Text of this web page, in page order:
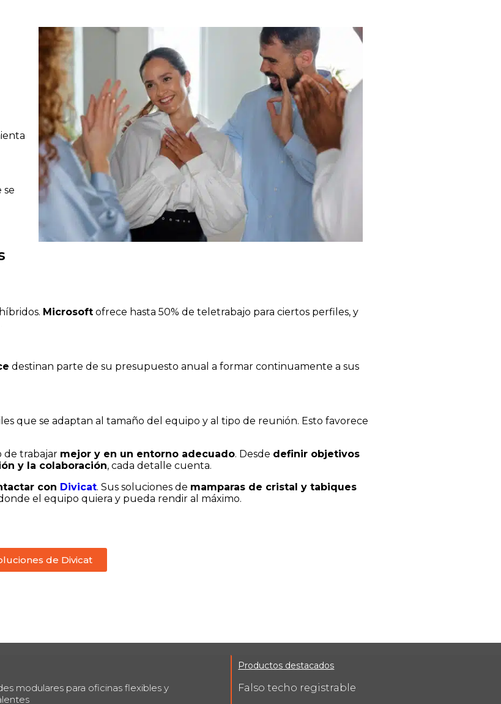
se
Microsoft ofrece hasta 50% de teletrabajo para ciertos perfiles, y
destinan parte de su presupuesto anual a formar continuamente a sus
que se adaptan al tamaño del equipo y al tipo de reunión. Esto favorece
de trabajar mejor y en un entorno adecuado. Desde definir objetivos
y la colaboración, cada detalle cuenta.
con Divicat. Sus soluciones de mamparas de cristal y tabiques
el equipo quiera y pueda rendir al máximo.
de Divicat
modulares para oficinas flexibles y
Productos destacados
Falso techo registrable